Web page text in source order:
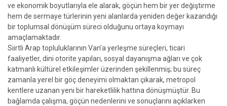
ve ekonomik boyutlarıyla ele alarak, göçün hem bir yer değiştirme
hem de sermaye türlerinin yeni alanlarda yeniden değer kazandığı
bir toplumsal dönüşüm süreci olduğunu ortaya koymayı
amaçlamaktadır.
Siirtli Arap topluluklarının Van’a yerleşme süreçleri, ticari
faaliyetler, dini otorite yapıları, sosyal dayanışma ağları ve çok
katmanlı kültürel etkileşimler üzerinden şekillenmiş; bu süreç
zamanla yerel bir göç deneyimi olmaktan çıkarak, metropol
kentlere uzanan yeni bir hareketlilik hattına dönüşmüştür. Bu
bağlamda çalışma, göçün nedenlerini ve sonuçlarını açıklarken